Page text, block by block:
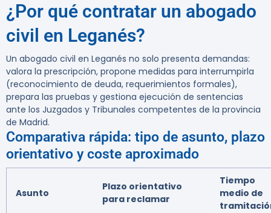
¿Por qué contratar un abogado
civil en Leganés?
Un abogado civil en Leganés no solo presenta demandas:
valora la prescripción, propone medidas para interrumpirla
(reconocimiento de deuda, requerimientos formales),
prepara las pruebas y gestiona ejecución de sentencias
ante los Juzgados y Tribunales competentes de la provincia
de Madrid.
Comparativa rápida: tipo de asunto, plazo
orientativo y coste aproximado
Asunto
Plazo orientativo
para reclamar
Tiempo
medio de